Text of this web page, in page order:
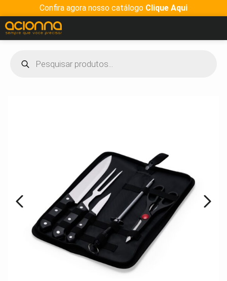
Confira agora nosso catálogo Clique Aqui